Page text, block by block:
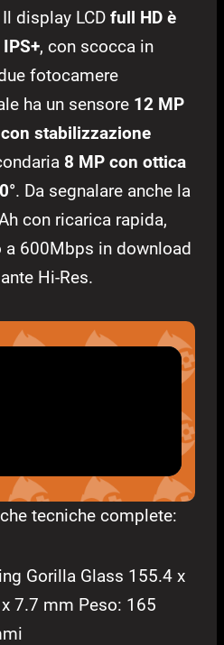
Il display LCD full HD è
, con scocca in
fotocamere
ha un sensore 12 MP
stabilizzazione
8 MP con ottica
. Da segnalare anche la
con ricarica rapida,
a 600Mbps in download
Hi-Res.
tecniche complete:
Gorilla Glass 155.4 x
7.7 mm Peso: 165